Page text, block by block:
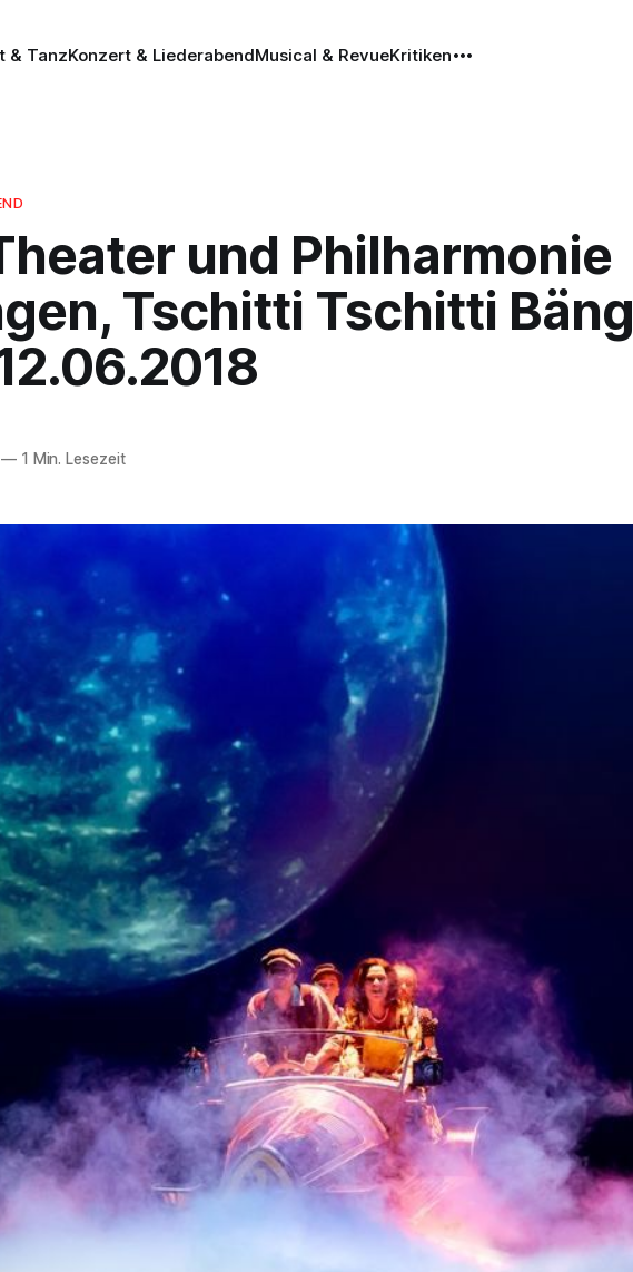
& TanzKonzert & LiederabendMusical & RevueKritiken
und Philharmonie
Tschitti Tschitti Bäng
—1 Min. Lesezeit